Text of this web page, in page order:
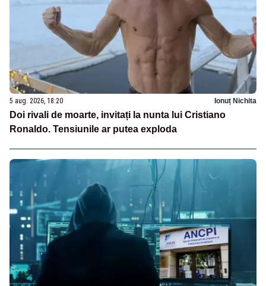
5 aug. 2026, 18:20 Ionuț Nichita
Doi rivali de moarte, invitați la nunta lui Cristiano
Ronaldo. Tensiunile ar putea exploda